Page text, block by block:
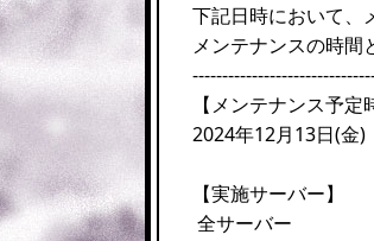
下記日時において、
メンテナンスの時間
【メンテナンス予定
2024年12月13日(金
【実施サーバー】
全サーバー